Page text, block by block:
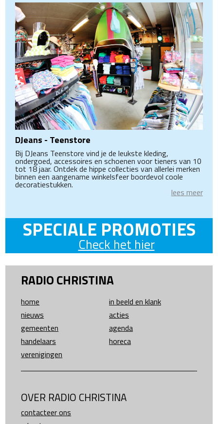
DJeans - Teenstore
Bij DJeans Teenstore vind je de leukste kleding,
ondergoed, accessoires en schoenen voor tieners van 10
tot 18 jaar. Ontdek de hippe collecties van allerlei merken
binnen een aangename winkelsfeer boordevol coole
decoratiestukken.
lees meer
SPECIALE PROMOTIES
Check het hier
RADIO CHRISTINA
home
in beeld en klank
nieuws
acties
gemeenten
agenda
handelaars
horeca
verenigingen
OVER RADIO CHRISTINA
contacteer ons